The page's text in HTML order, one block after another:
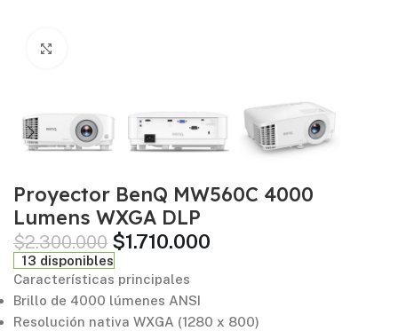
Proyector BenQ MW560C 4000
Lumens WXGA DLP
$2.300.000 $1.710.000
13 disponibles
Características principales
Brillo de 4000 lúmenes ANSI
Resolución nativa WXGA (1280 x 800)